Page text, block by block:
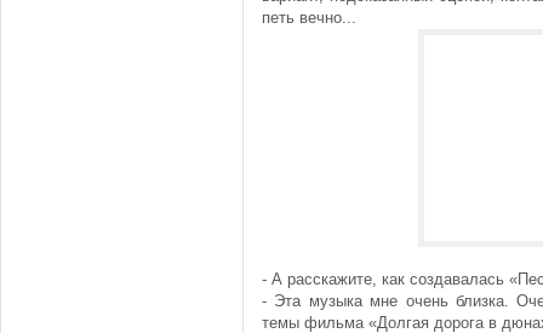
петь вечно...
- А расскажите, как создавалась
- Эта музыка мне очень близка.
темы фильма «Долгая дорога в